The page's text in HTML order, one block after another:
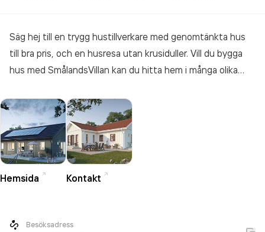
Säg hej till en trygg hustillverkare med genomtänkta hus
till bra pris, och en husresa utan krusiduller. Vill du bygga
hus med SmålandsVillan kan du hitta hem i många olika
nu och i framtiden. Och du, med den här husleverantören
går det undan. Många familjer flyttar in redan 10 månader
efter skrivet avtal!
Hemsida Kontakt
Besöksadress